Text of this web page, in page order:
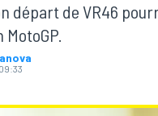
départ de VR46